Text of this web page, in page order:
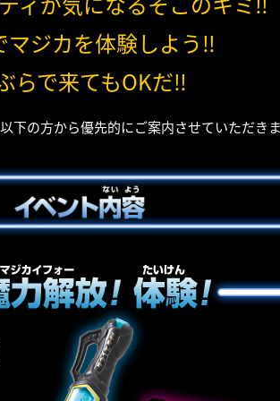
マジカを体験しよう‼
らで来てもOKだ‼
下の方から優先的にご案内させていただき